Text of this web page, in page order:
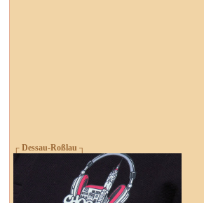
┌ Dessau-Roßlau ┐